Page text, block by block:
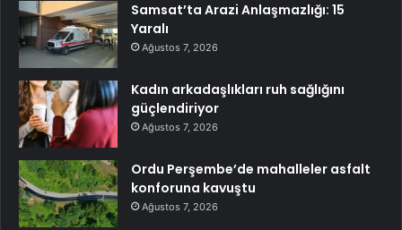
Samsat’ta Arazi Anlaşmazlığı: 15
Yaralı
Ağustos 7, 2026
Kadın arkadaşlıkları ruh sağlığını
güçlendiriyor
Ağustos 7, 2026
Ordu Perşembe’de mahalleler asfalt
konforuna kavuştu
Ağustos 7, 2026